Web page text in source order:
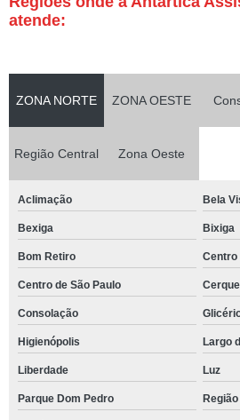
atende:
ZONA NORTE ZONA OESTE
Região Central Zona Oeste
Aclimação Bela
Bexiga Bixiga
Bom Retiro Centro
Centro de São Paulo
Consolação
Higienópolis Largo
Liberdade Luz
Parque Dom Pedro